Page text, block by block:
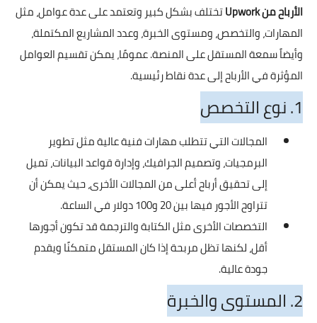
الأرباح من Upwork
تختلف بشكل كبير وتعتمد على عدة عوامل، مثل
المهارات، والتخصص، ومستوى الخبرة، وعدد المشاريع المكتملة،
وأيضاً سمعة المستقل على المنصة. عمومًا، يمكن تقسيم العوامل
المؤثرة في الأرباح إلى عدة نقاط رئيسية.
1. نوع التخصص
المجالات التي تتطلب مهارات فنية عالية مثل تطوير
البرمجيات، وتصميم الجرافيك، وإدارة قواعد البيانات، تميل
إلى تحقيق أرباح أعلى من المجالات الأخرى، حيث يمكن أن
تتراوح الأجور فيها بين 20 و100 دولار في الساعة.
التخصصات الأخرى مثل الكتابة والترجمة قد تكون أجورها
أقل، لكنها تظل مربحة إذا كان المستقل متمكنًا ويقدم
جودة عالية.
2. المستوى والخبرة